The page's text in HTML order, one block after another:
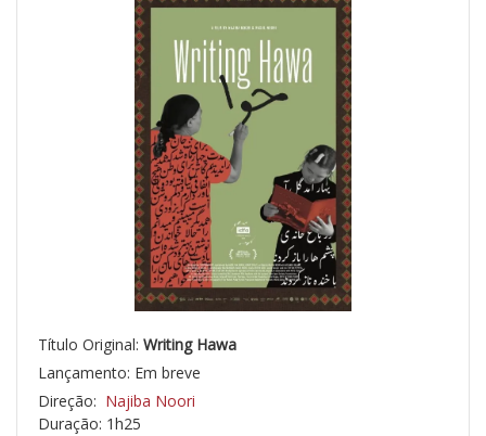
Título Original: Writing Hawa
Lançamento: Em breve
Direção: Najiba Noori
Duração: 1h25